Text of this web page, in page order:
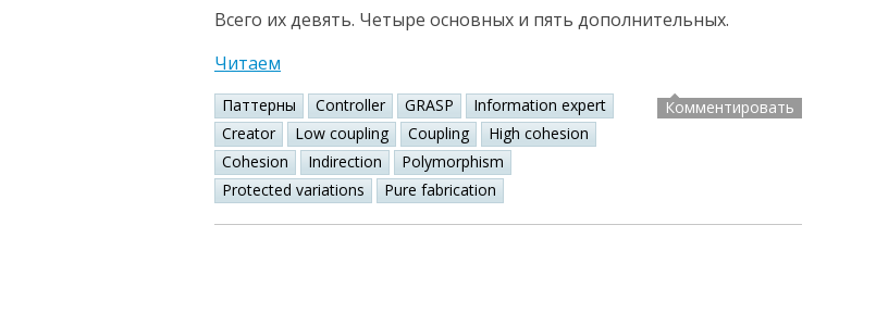
Всего их девять. Четыре основных и пять дополнительных.
Читаем
Паттерны Controller GRASP
Information expert
Creator
Low coupling Coupling
High cohesion
Cohesion
Indirection
Polymorphism
Protected variations
Pure fabrication
Комментировать